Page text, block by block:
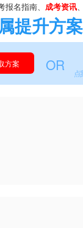
名指南、 成考资讯
提升方案
方案 OR 点